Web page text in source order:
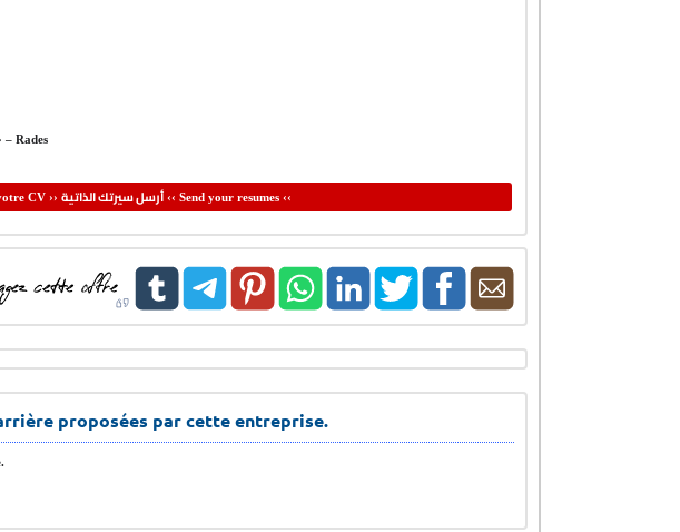
– Rades
CV ›› أرسل سيرتك الذاتية‹‹ Send your resumes ‹‹
proposées par cette entreprise.